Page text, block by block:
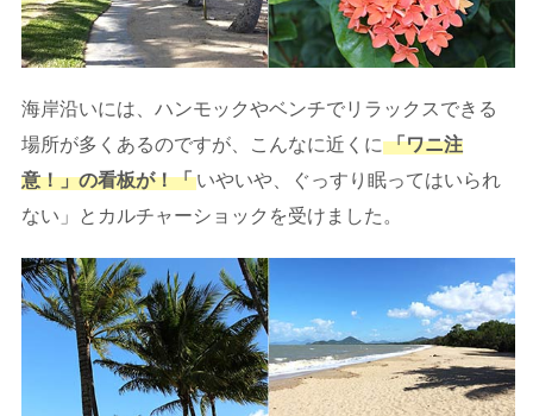
海岸沿いには、ハンモックやベンチでリラックスできる
場所が多くあるのですが、こんなに近くに 「ワニ注
意！」の看板が！「 いやいや、ぐっすり眠ってはいられ
ない」とカルチャーショックを受けました。